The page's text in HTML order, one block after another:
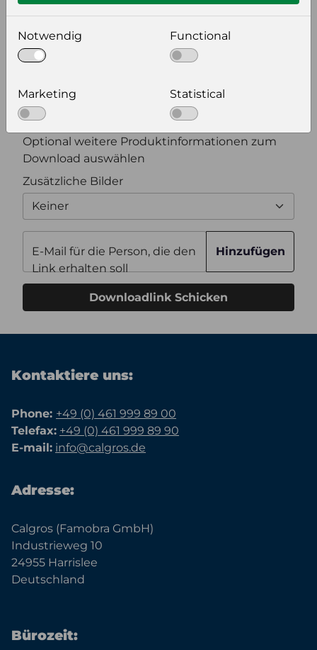
Bildeinstellungen
wählen Sie eine Auflösung für Ihr Bild aus
Bildauflösung
Zusätzliche Produktinformationen
Optional weitere Produktinformationen zum
Download auswählen
Zusätzliche Bilder
Keiner
E-Mail für die Person, die den
Link erhalten soll
Hinzufügen
Downloadlink Schicken
Kontaktiere uns:
Phone: +49 (0) 461 999 89 00
Telefax: +49 (0) 461 999 89 90
E-mail: info@calgros.de
Adresse:
Calgros (Famobra GmbH)
Industrieweg 10
24955 Harrislee
Deutschland
Bürozeit:
Notwendig Functional
Marketing Statistical